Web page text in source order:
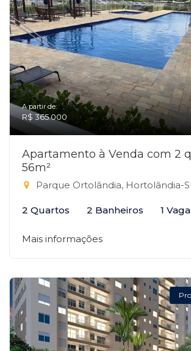
A partir de:
R$ 365.000
Apartamento à Venda com 2
56m²
Parque Ortolândia, Hortolândia-
2 Quartos 2 Banheiros 1 Vaga
Mais informações